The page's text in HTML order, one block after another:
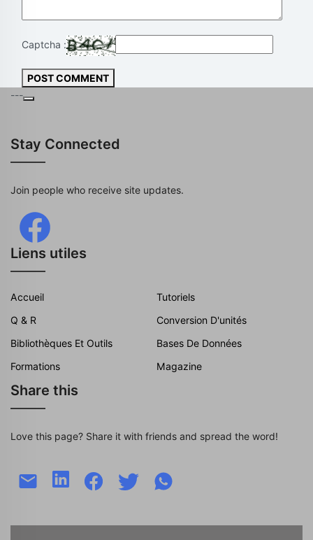
Captcha :
POST COMMENT
---
Stay Connected
Join people who receive site updates.
Liens utiles
Accueil
Tutoriels
Q & R
Conversion D'unités
Bibliothèques Et Outils
Bases De Données
Formations
Magazine
Share this
Love this page? Share it with friends and spread the word!